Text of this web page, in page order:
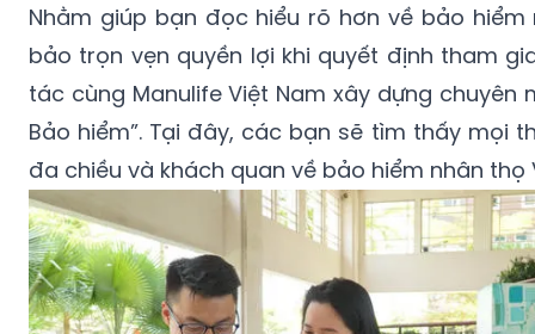
Nhằm giúp bạn đọc hiểu rõ hơn về bảo
bảo trọn vẹn quyền lợi khi quyết định tham
tác cùng Manulife Việt Nam xây dựng chuyên
Bảo hiểm”. Tại đây, các bạn sẽ tìm thấy mọi
đa chiều và khách quan về bảo hiểm nhân thọ